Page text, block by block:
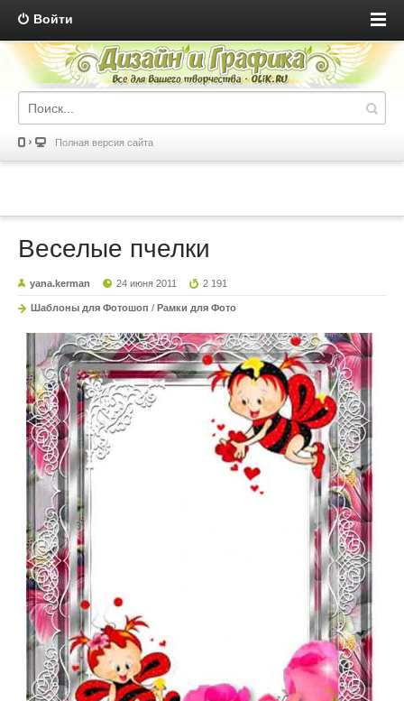
Войти
Полная версия сайта
Веселые пчелки
yana.kerman 24 июня 2011 2 191
Шаблоны для Фотошоп / Рамки для Фото